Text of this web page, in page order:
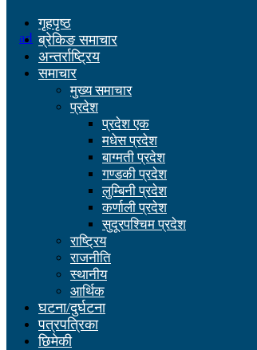
गृहपृष्ठ
ब्रेकिङ समाचार
अन्तर्राष्ट्रिय
समाचार
मुख्य समाचार
प्रदेश
प्रदेश एक
मधेस प्रदेश
बाग्मती प्रदेश
गण्डकी प्रदेश
लुम्बिनी प्रदेश
कर्णाली प्रदेश
सुदूरपश्चिम प्रदेश
राष्ट्रिय
राजनीति
स्थानीय
आर्थिक
घटना/दुर्घटना
पत्रपत्रिका
छिमेकी